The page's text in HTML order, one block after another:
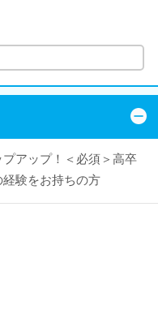
アップ！＜必須＞高卒
験をお持ちの方